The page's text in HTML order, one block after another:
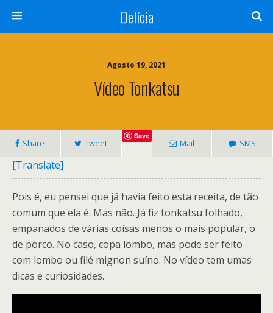
Delícia
Agosto 19, 2021
Vídeo Tonkatsu
Share Tweet
Save
Mail SMS
[Translate]
Pois é, eu pensei que já havia feito esta receita, de tão
comum que ela é. Mas não. Já fiz tonkatsu folhado,
empanados de várias coisas menos o mais popular, o
de porco. No caso, copa lombo, mas pode ser feito
com lombo ou filé mignon suíno. No vídeo tem umas
dicas e curiosidades.